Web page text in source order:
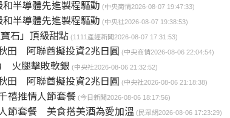
半導體先進製程驅動 (中央商情2026-08-07 19:47:33)
半導體先進製程驅動 (中央社2026-08-07 19:38:53)
石」頂級甜點 (1111產經新聞2026-08-07 17:31:53)
田 阿聯酋擬投資2兆日圓 (中央商情2026-08-06 22:04:54)
火腿擊敗軟銀 (中央社2026-08-06 21:32:52)
田 阿聯酋擬投資2兆日圓 (中央社2026-08-06 21:18:38)
禧推情人節套餐 (今日新聞2026-08-06 18:17:56)
節套餐 美食搭美酒為愛加溫 (民眾網2026-08-06 17:23:29)